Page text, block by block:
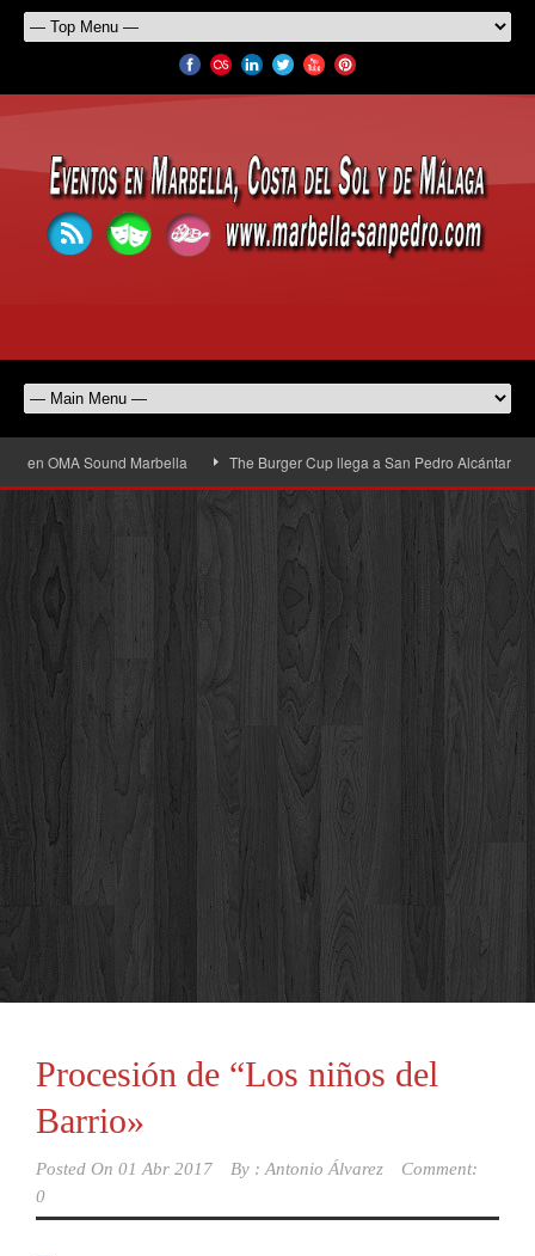
OMA Sound Marbella The Burger Cup llega a San Pedro Alcántara: la
Procesión de “Los niños del
Barrio»
Posted On 01 Abr 2017 By : Antonio Álvarez
Comment:
0